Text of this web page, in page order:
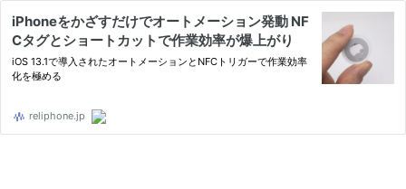
iPhoneをかざすだけでオートメーション発動 NF
Cタグとショートカットで作業効率が爆上がり
iOS 13.1で導入されたオートメーションとNFCトリガーで作業効率
化を極める
reliphone.jp